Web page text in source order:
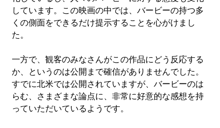
しています。この映画の中では、バービーの持つ多
くの側面をできるだけ提示することを心がけまし
た。
一方で、観客のみなさんがこの作品にどう反応する
か、というのは公開まで確信がありませんでした。
すでに北米では公開されていますが、バービーのは
らむ、さまざまな論点に、非常に好意的な感想を持
っていただいているようです。